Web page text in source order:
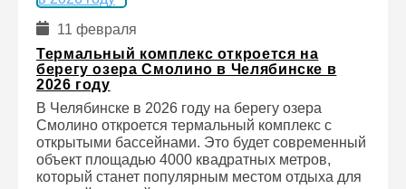
11 февраля
Термальный комплекс откроется на
берегу озера Смолино в Челябинске в
2026 году
В Челябинске в 2026 году на берегу озера
Смолино откроется термальный комплекс с
открытыми бассейнами. Это будет современный
объект площадью 4000 квадратных метров,
который станет популярным местом отдыха для